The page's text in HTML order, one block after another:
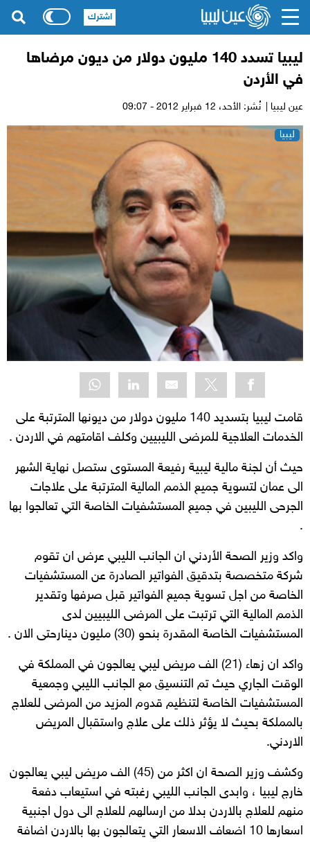
ليبيا تسدد 140 مليون دولار من ديون مرضاها
في الأردن
عين ليبيا | نُشر: الأحد،
ليبيا
قامت ليبيا بتسديد 140 مليون دولار من ديونها المترتبة على
الخدمات العلاجية للمرضى الليبيين وكلف اقامتهم في الاردن .
حيث أن لجنة مالية ليبية رفيعة المستوى ستصل نهاية الشهر
الى عمان لتسوية جميع الذمم المالية المترتبة على علاجات
الجرحى الليبين في جميع المستشفيات الخاصة التي تعالجوا بها
.
واكد وزير الصحة الأردني ان الجانب الليبي عرض ان تقوم
شركة متخصصة بتدقيق الفواتير الصادرة عن المستشفيات
الخاصة من اجل تسوية جميع الفواتير قبل صرفها وتقدير
الذمم المالية التي ترتبت على المرضى الليبيين لدى
المستشفيات الخاصة المقدرة بنحو (30) مليون دينارحتى الان .
واكد ان زهاء (21) الف مريض ليبي يعالجون في المملكة في
الوقت الجاري حيث تم التنسيق مع الجانب الليبي وجمعية
المستشفيات الخاصة لتنظيم قدوم المزيد من المرضى للعلاج
بالمملكة بحيث لا يؤثر ذلك على علاج واستقبال المريض
الاردني.
وكشف وزير الصحة ان اكثر من (45) الف مريض ليبي يعالجون
خارج ليبيا ، وابدى الجانب الليبي رغبته في استيعاب دفعة
منهم للعلاج بالاردن بدلا من ارسالهم للعلاج الى دول اجنبية
اسعارها 10 اضعاف الاسعار التي يتعالجون بها بالاردن اضافة
اشترك